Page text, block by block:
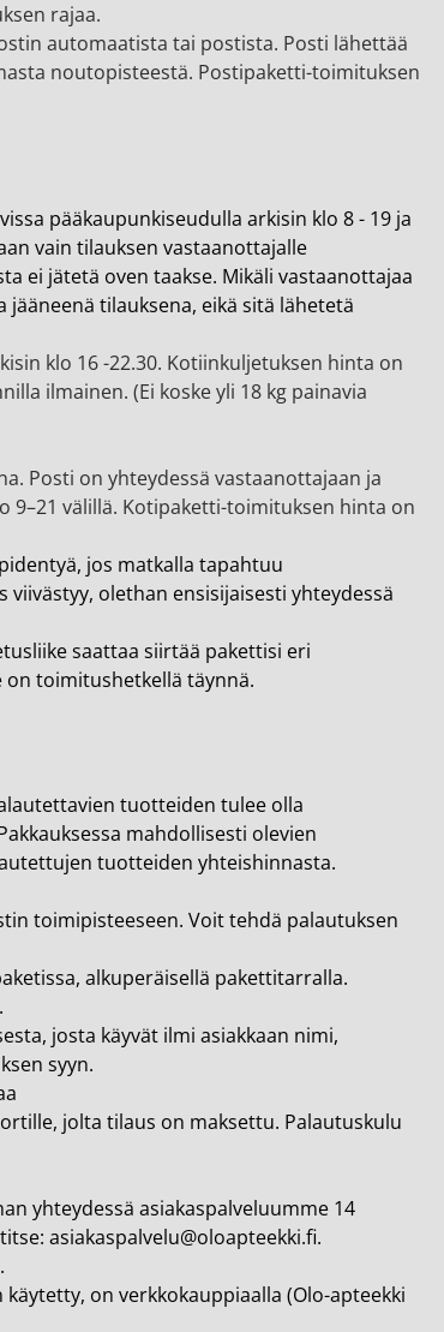
rajaa.
automaatista tai postista. Posti lähettää
noutopisteestä. Postipaketti-toimituksen
pääkaupunkiseudulla arkisin klo 8 - 19 ja
vain tilauksen vastaanottajalle
ei jätetä oven taakse. Mikäli vastaanottajaa
tilauksena, eikä sitä lähetetä
klo 16 -22.30. Kotiinkuljetuksen hinta on
ilmainen. (Ei koske yli 18 kg painavia
Posti on yhteydessä vastaanottajaan ja
9–21 välillä. Kotipaketti-toimituksen hinta on
jos matkalla tapahtuu
olethan ensisijaisesti yhteydessä
saattaa siirtää pakettisi eri
toimitushetkellä täynnä.
tuotteiden tulee olla
mahdollisesti olevien
tuotteiden yhteishinnasta.
toimipisteeseen. Voit tehdä palautuksen
alkuperäisellä pakettitarralla.
josta käyvät ilmi asiakkaan nimi,
syyn.
jolta tilaus on maksettu. Palautuskulu
yhteydessä asiakaspalveluumme 14
asiakaspalvelu@oloapteekki.fi.
on verkkokauppiaalla (Olo-apteekki